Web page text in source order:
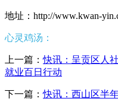
地址：http://www.kwan-
心灵鸡汤：
上一篇：快讯：呈贡区人
就业百日行动
下一篇：快讯：西山区半